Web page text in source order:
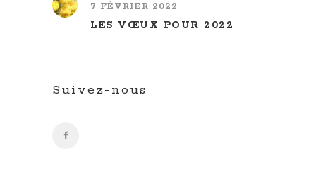
7 FÉVRIER 2022
LES VŒUX POUR 2022
Suivez-nous